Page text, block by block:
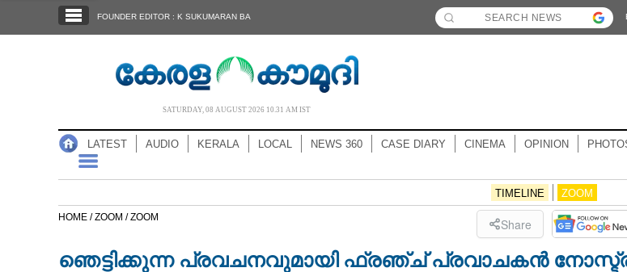
NOTIFIED NEWS
FOUNDER EDITOR : K SUKUMARAN BA
SATURDAY, 08 AUGUST 2026 10.31 AM IST
LATEST AUDIO KERALA LOCAL NEWS 360 CASE DIARY CINEMA OPINION
TIMELINE ZOOM
HOME /ZOOM /ZOOM Share
ഞെട്ടിക്കുന്ന പ്രവചനവുമായി ഫ്രഞ്ച് പ്രവാചകൻ